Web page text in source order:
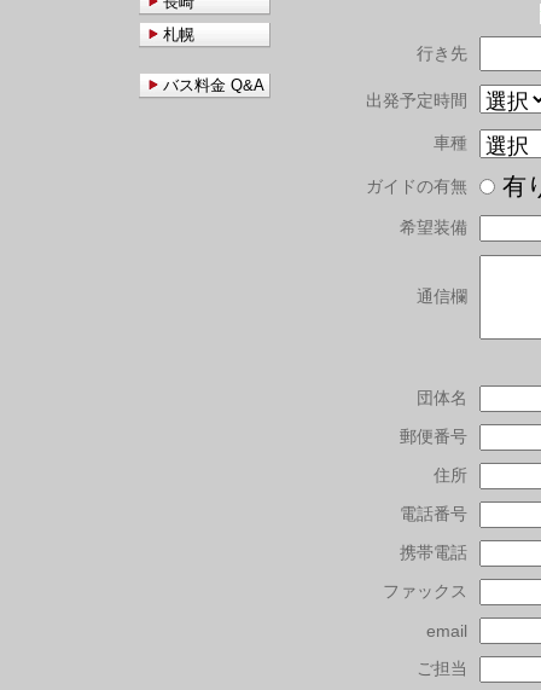
行き先
出発予定時間
車種
ガイドの有無
希望装備
通信欄
団体名
郵便番号
住所
電話番号
携帯電話
ファックス
email
ご担当
札幌
バス料金 Q&A